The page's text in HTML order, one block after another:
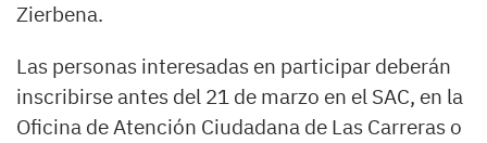
Zierbena.
Las personas interesadas en participar deberán
inscribirse antes del 21 de marzo en el SAC, en la
Oficina de Atención Ciudadana de Las Carreras o